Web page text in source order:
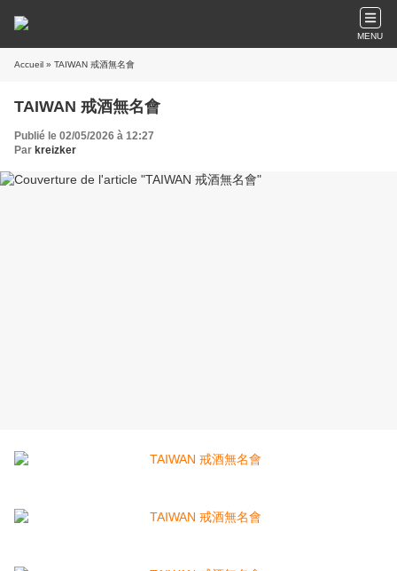
MENU
Accueil » TAIWAN 戒酒無名會
TAIWAN 戒酒無名會
Publié le 02/05/2026 à 12:27
Par kreizker